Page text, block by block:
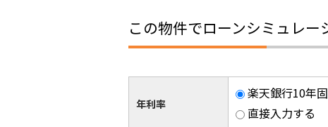
この物件でローンシミュレー
年利率
楽天銀行10年
直接入力する